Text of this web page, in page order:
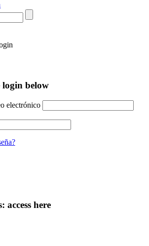
login below
electrónico
access here